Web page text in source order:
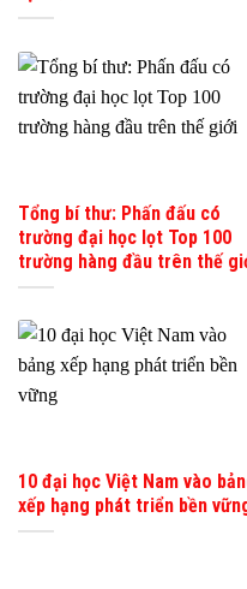
Tổng bí thư: Phấn đấu có
trường đại học lọt Top 100
trường hàng đầu trên thế
10 đại học Việt Nam vào
xếp hạng phát triển bền